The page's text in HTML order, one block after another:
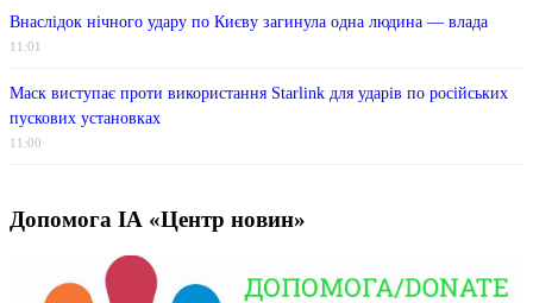
Внаслідок нічного удару по Києву загинула одна людина — влада
11:01
Маск виступає проти використання Starlink для ударів по російських
пускових установках
11:00
Допомога ІА «Центр новин»